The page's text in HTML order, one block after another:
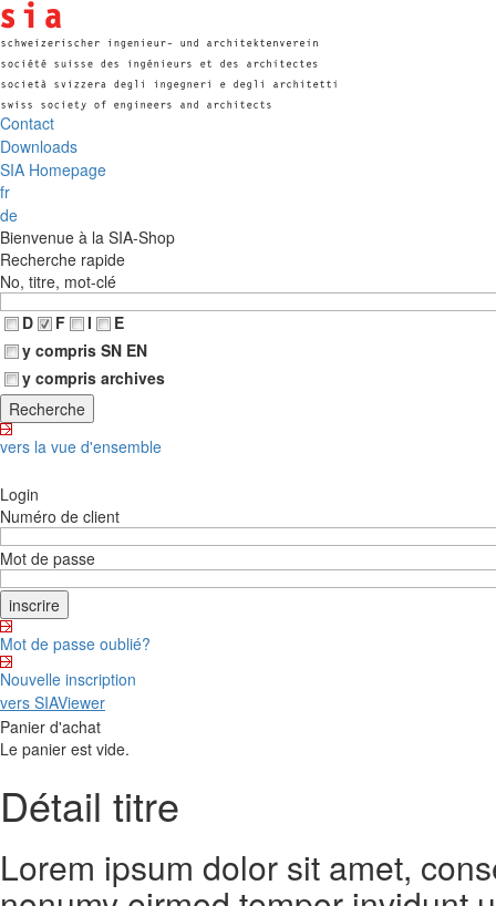
Contact
Downloads
SIA Homepage
fr
de
Bienvenue à la SIA-Shop
Recherche rapide
No, titre, mot-clé
D
F I
E
y compris SN EN
y compris archives
vers la vue d'ensemble
Login
Numéro de client
Mot de passe
Mot de passe oublié?
Nouvelle inscription
vers SIAViewer
Panier d'achat
Le panier est vide.
Détail titre
Lorem ipsum dolor sit amet,